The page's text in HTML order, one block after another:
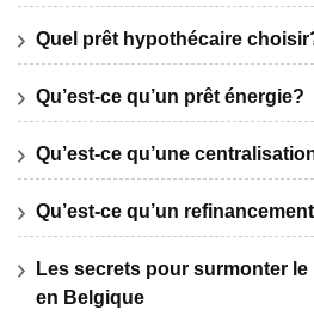
Quel prêt hypothécaire
Qu’est-ce qu’un prêt énergie?
Qu’est-ce qu’une
Qu’est-ce qu’un
Les secrets pour surmonter
en Belgique